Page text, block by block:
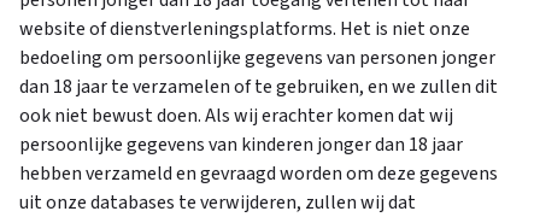
website of dienstverleningsplatforms. Het is niet onze
bedoeling om persoonlijke gegevens van personen jonger
dan 18 jaar te verzamelen of te gebruiken, en we zullen dit
ook niet bewust doen. Als wij erachter komen dat wij
persoonlijke gegevens van kinderen jonger dan 18 jaar
hebben verzameld en gevraagd worden om deze gegevens
uit onze databases te verwijderen, zullen wij dat